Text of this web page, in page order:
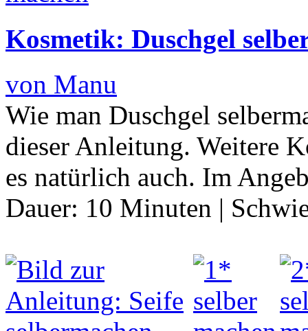
Kosmetik: Duschgel
von Manu
Wie man Duschgel
dieser Anleitung. Weitere
es natürlich auch. Im
Dauer: 10 Minuten |